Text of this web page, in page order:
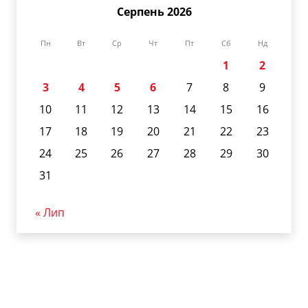
Серпень 2026
Пн Вт Ср Чт Пт Сб Нд
1
2
3
4 5 6 7 8
9
10
11 12 13 14 15
16
17
18 19 20 21 22
23
24
25 26 27 28 29
30
31
« Лип